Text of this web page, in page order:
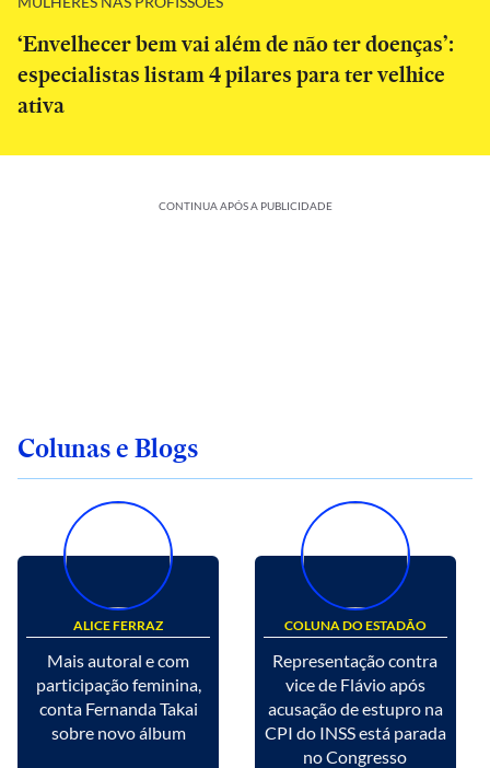
‘Envelhecer bem vai além de não ter doenças’:
especialistas listam 4 pilares para ter velhice
ativa
CONTINUA APÓS A PUBLICIDADE
Colunas e Blogs
ALICE FERRAZ
Mais autoral e com
participação feminina,
conta Fernanda Takai
sobre novo álbum
COLUNA DO ESTADÃO
Representação contra
vice de Flávio após
acusação de estupro na
CPI do INSS está parada
no Congresso